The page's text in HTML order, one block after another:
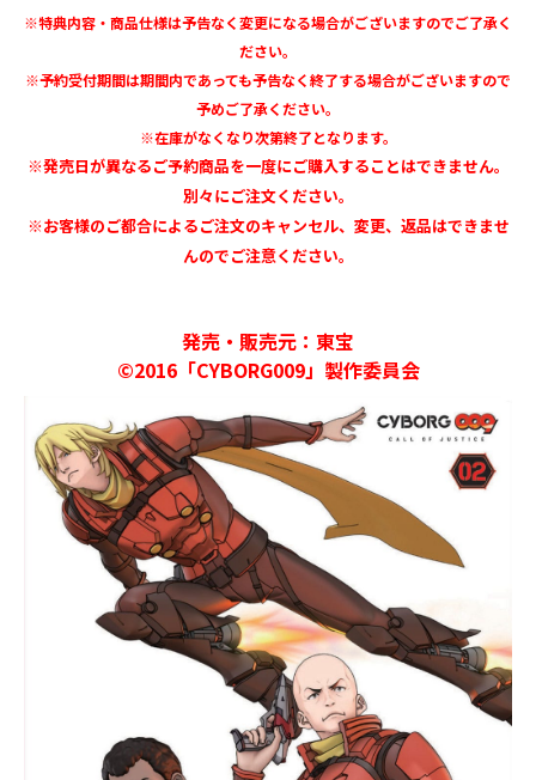
※特典内容・商品仕様は予告なく変更になる場合がございますのでご了承く
ださい。
※予約受付期間は期間内であっても予告なく終了する場合がございますので
予めご了承ください。
※在庫がなくなり次第終了となります。
※発売日が異なるご予約商品を一度にご購入することはできません。
別々にご注文ください。
※お客様のご都合によるご注文のキャンセル、変更、返品はできませ
んのでご注意ください。
発売・販売元：東宝
©2016「CYBORG009」製作委員会